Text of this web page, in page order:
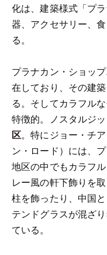
化は、建築様式「プ
器、アクセサリー、
る。
プラナカン・ショッ
在しており、その建
る。そしてカラフル
特徴的。ノスタルジ
区。特にジョー・チ
ン・ロード）には、
地区の中でもカラフ
レー風の軒下飾りを
柱を飾ったり、中国
テンドグラスが混ざ
ている。